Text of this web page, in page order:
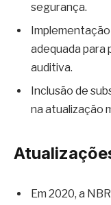
segurança.
adequada para
auditiva.
Inclusão de
na atualização
Em 2020, a